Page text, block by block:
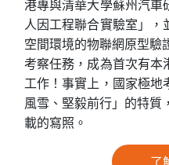
港專與清華大學蘇州汽車
人因工程聯合實驗室」
空間環境的物聯網原型驗
考察任務，成為首次有本
工作！事實上，國家極地
風雪、堅毅前行」的特質
載的寫照。
了